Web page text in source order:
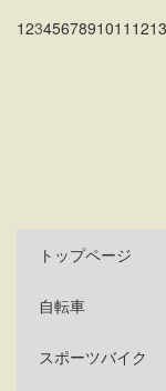
1234567891011 1213
トップページ
自転車
スポーツバイク